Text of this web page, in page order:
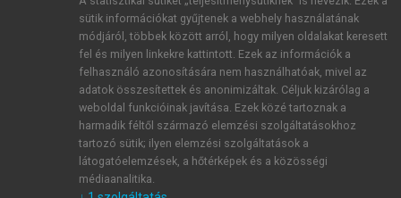
ÚJ FIÓK LÉTREHOZÁSA
1 óra díjmentes hozzáférés
E-MAIL-CÍM
sütik információkat gyűjtenek a webhely használatának
módjáról, többek között arról, hogy milyen oldalakat keresett
fel és milyen linkekre kattintott. Ezek az információk a
felhasználó azonosítására nem használhatóak, mivel az
adatok összesítettek és anonimizáltak. Céljuk kizárólag a
weboldal funkcióinak javítása. Ezek közé tartoznak a
harmadik féltől származó elemzési szolgáltatásokhoz
tartozó sütik; ilyen elemzési szolgáltatások a
látogatóelemzések, a hőtérképek és a közösségi
médiaanalitika.